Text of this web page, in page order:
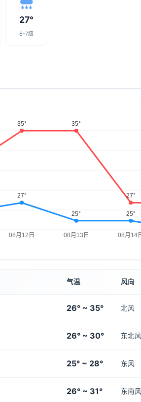
27°
6-7级
气温 风向
26° ~ 35° 北风
26° ~ 30° 东北风
25° ~ 28° 东风
26° ~ 31° 东南风